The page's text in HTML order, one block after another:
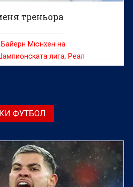
треньора
Мюнхен на
лига, Реал
в период на сериозно
ФУТБОЛ